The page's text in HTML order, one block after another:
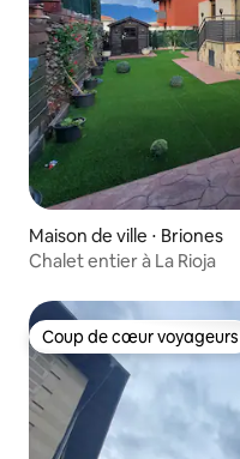
Maison de ville ⋅ Briones
Chalet entier à La Rioja
Coup de cœur voyageurs
Coup de cœur voyageurs